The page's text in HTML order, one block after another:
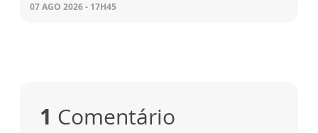
07 AGO 2026 - 17H45
1 Comentário